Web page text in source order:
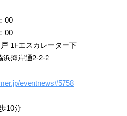
00
00
1Fエスカレーター下
浜海岸通2-2-2
eventnews#5758
10分